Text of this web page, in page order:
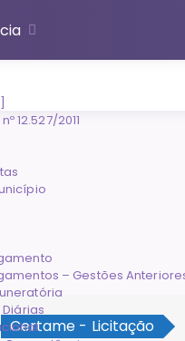
12.527/2011
– Gestões
Certame - Licitação